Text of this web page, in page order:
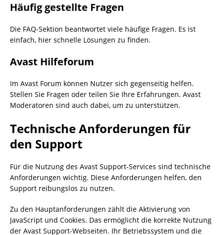
Häufig gestellte Fragen
Die FAQ-Sektion beantwortet viele häufige Fragen. Es ist
einfach, hier schnelle Lösungen zu finden.
Avast Hilfeforum
Im Avast Forum können Nutzer sich gegenseitig helfen.
Stellen Sie Fragen oder teilen Sie Ihre Erfahrungen. Avast
Moderatoren sind auch dabei, um zu unterstützen.
Technische Anforderungen für
den Support
Für die Nutzung des Avast Support-Services sind technische
Anforderungen wichtig. Diese Anforderungen helfen, den
Support reibungslos zu nutzen.
Zu den Hauptanforderungen zählt die Aktivierung von
JavaScript und Cookies. Das ermöglicht die korrekte Nutzung
der Avast Support-Webseiten. Ihr Betriebssystem und die